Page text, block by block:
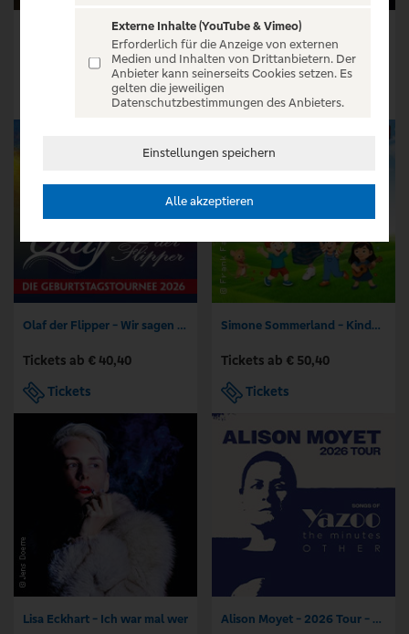
Baby Keem - The Ca$ino Tour
Tickets ab € 71,25
Tickets ab € 203,00
Tickets
Olaf der Flipper - Wir sagen Dankeschön! 80 Jahre - Die Geburtstagstournee 2026
Tickets ab € 40,40
Tickets
Simone Sommerland - Kinder-Mitmach-Konzert
Tickets ab € 50,40
Tickets
Lisa Eckhart - Ich war mal wer Alison Moyet - 2026 Tour - Songs of Yazoo, the minutes & Other
Externe Inhalte (YouTube & Vimeo)
Erforderlich für die Anzeige von externen
Medien und Inhalten von Drittanbietern. Der
Anbieter kann seinerseits Cookies setzen. Es
gelten die jeweiligen
Datenschutzbestimmungen des Anbieters.
Einstellungen speichern
Alle akzeptieren